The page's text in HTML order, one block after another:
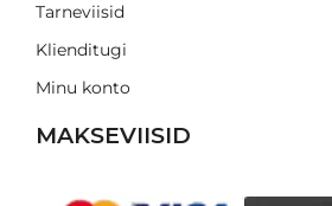
Tarneviisid
Klienditugi
Minu konto
MAKSEVIISID